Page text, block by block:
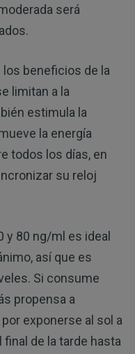
será
los beneficios de la
limitan a la
estimula la
la energía
todos los días, en
su reloj
y 80 ng/ml es ideal
así que es
Si consume
propensa a
exponerse al sol a
final de la tarde hasta